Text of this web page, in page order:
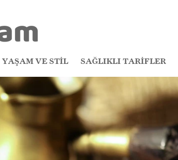
YAŞAM VE STİL SAĞLIKLI TARİFLER